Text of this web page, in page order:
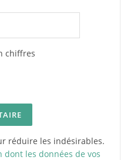
chiffres
réduire les indésirables.
dont les données de vos